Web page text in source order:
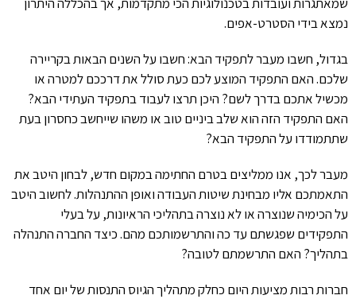
נמצא בידי הסטרט-אפים.
בגדול, חשבו מעבר לתפקיד הבא: חשבו על השנים הבאות בקריירה
שלכם. האם התפקיד המוצע לכם כעת סולל את דרככם למטרה או
מכשיל אתכם בדרך לשם? היכן תרצו לעבוד בתפקיד העתידי הבא?
האם התפקיד הזה הוא שלב ביניים טוב או משהו שייחשב כחסרון בעת
שתתמודדו על התפקיד הבא?
מעבר לכך, אנו ממליצים בטרם החתימה במקום חדש, לבחון היטב את
התאמתכם אליו מבחינת שיטות העבודה ואופן ההתנהלות. לחשוב היטב
על הכימיה שנוצרה או לא נוצרה בתהליכי הראיונות, על בעלי
התפקידים שפגשתם עד כה והתרשמותכם מהם. כיצד החברה התנהלה
בתהליך? האם התרשמתם לטובה?
חברות רבות מציעות היום כחלק מתהליך הגיוס התנסות של יום אחד